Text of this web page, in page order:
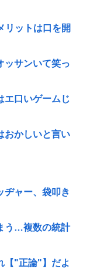
リットは口を開
ッサンいて笑っ
エ口いゲームじ
おかしいと言い
ヂャー、袋叩き
う…複数の統計
【"正論"】だよ